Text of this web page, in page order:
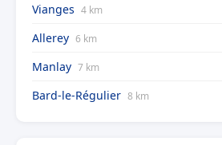
Vianges 4 km
Allerey 6 km
Manlay 7 km
Bard-le-Régulier 8 km